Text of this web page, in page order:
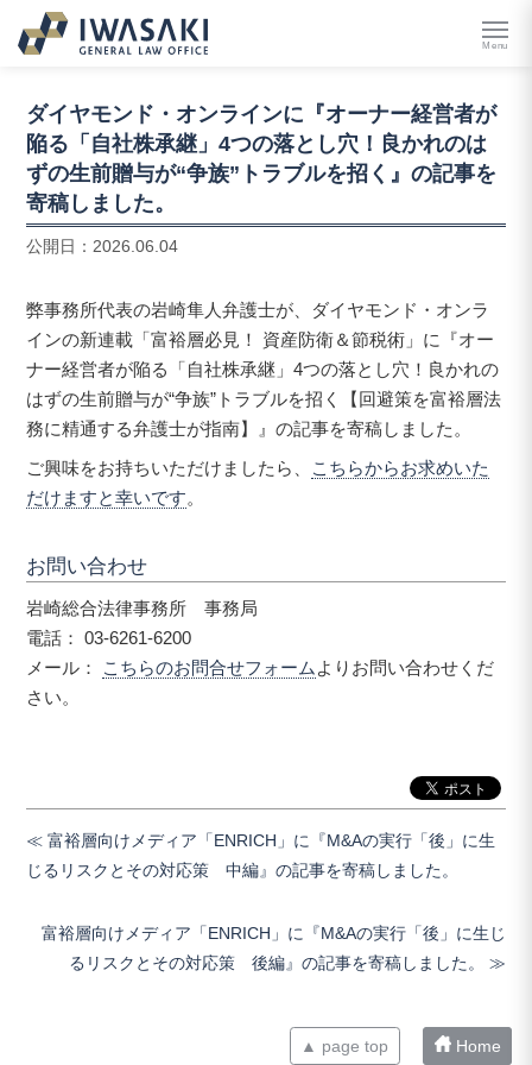
Menu
ダイヤモンド・オンラインに『オーナー経営者が
陥る「自社株承継」4つの落とし穴！良かれのは
ずの生前贈与が“争族”トラブルを招く』の記事を
寄稿しました。
公開日： 2026.06.04
弊事務所代表の岩崎隼人弁護士が、ダイヤモンド・オンラ
インの新連載「富裕層必見！ 資産防衛＆節税術」に『オー
ナー経営者が陥る「自社株承継」4つの落とし穴！良かれの
はずの生前贈与が“争族”トラブルを招く【回避策を富裕層法
務に精通する弁護士が指南】』の記事を寄稿しました。
ご興味をお持ちいただけましたら、 こちらからお求めいた
だけますと幸いです。
お問い合わせ
岩崎総合法律事務所 事務局
電話： 03-6261-6200
メール： こちらのお問合せフォーム よりお問い合わせくだ
さい。
富裕層向けメディア「ENRICH」に『M&Aの実行「後」に生
じるリスクとその対応策 中編』の記事を寄稿しました。
富裕層向けメディア「ENRICH」に『M&Aの実行「後」に生じ
るリスクとその対応策 後編』の記事を寄稿しました。
▲ page top Home